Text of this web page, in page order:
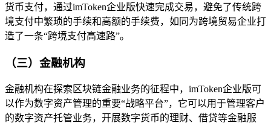
货币支付，通过imToken企业版快速完成交易，避免了传统跨
境支付中繁琐的手续和高额的手续费，如同为跨境贸易企业打
造了一条“跨境支付高速路”。
（三）金融机构
金融机构在探索区块链金融业务的征程中，imToken企业版可
以作为数字资产管理的重要“战略平台”，它可以用于管理客户
的数字资产托管业务，开展数字货币的理财、借贷等金融服